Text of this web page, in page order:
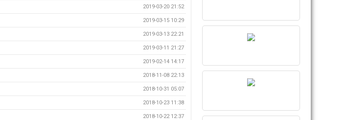
2019-03-20 21:52
2019-03-15 10:29
2019-03-13 22:21
2019-03-11 21:27
2019-02-14 14:17
2018-11-08 22:13
2018-10-31 05:07
2018-10-23 11:38
2018-10-22 12:37